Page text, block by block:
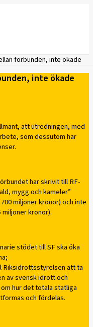
förbunden, inte ökade
inte ökade
att utredningen, med
som dessutom har
har skrivit till RF-
mygg och kameler”
miljoner kronor) och inte
miljoner kronor).
stödet till SF ska öka
Riksidrottsstyrelsen att ta
av svensk idrott och
hur det totala statliga
och fördelas.